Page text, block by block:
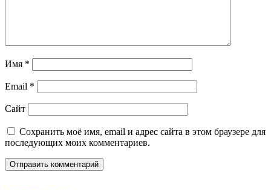
Имя *
Email *
Сайт
Сохранить моё имя, email и адрес сайта в этом браузере для
последующих моих комментариев.